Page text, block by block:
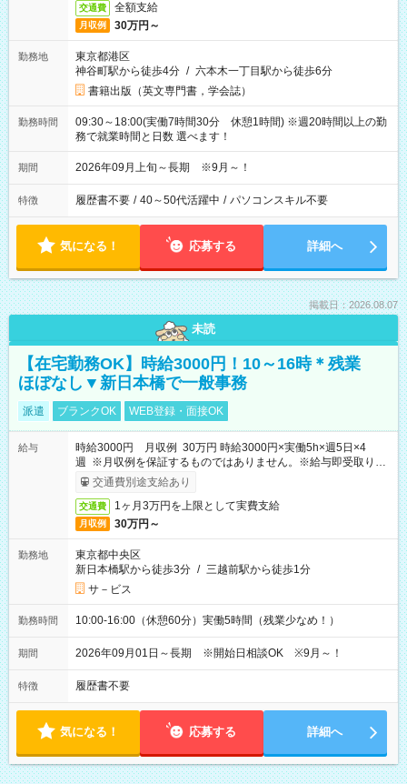
交通費 全額支給
月収例 30万円～
勤務地
東京都港区
神谷町駅から徒歩4分 / 六本木一丁目駅から徒歩6分
書籍出版（英文専門書，学会誌）
勤務時間
09:30～18:00(実働7時間30分 休憩1時間) ※週20時間以上の勤
務で就業時間と日数 選べます！
期間 2026年09月上旬～長期 ※9月～！
特徴 履歴書不要 / 40～50代活躍中 / パソコンスキル不要
気になる！ 応募する 詳細へ
掲載日：2026.08.07
未読
【在宅勤務OK】時給3000円！10～16時＊残業
ほぼなし▼新日本橋で一般事務
派遣 ブランクOK WEB登録・面接OK
給与
時給3000円 月収例 30万円 時給3000円×実働5h×週5日×4
週 ※月収例を保証するものではありません。※給与即受取りサ
ービス利用可（利用条件有）
交通費別途支給あり
交通費 1ヶ月3万円を上限として実費支給
月収例 30万円～
勤務地
東京都中央区
新日本橋駅から徒歩3分 / 三越前駅から徒歩1分
サ－ビス
勤務時間 10:00-16:00（休憩60分）実働5時間（残業少なめ！）
期間 2026年09月01日～長期 ※開始日相談OK ※9月～！
特徴 履歴書不要
気になる！ 応募する 詳細へ